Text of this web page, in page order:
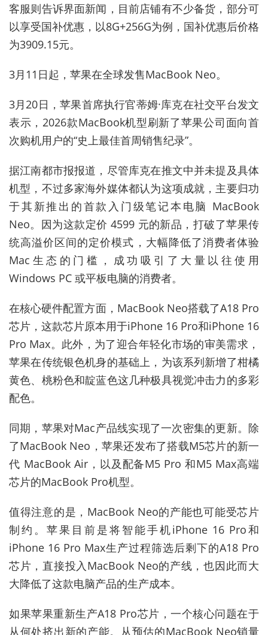
客服则告诉界面新闻，目前店铺有不少备货，部分可
以享受国补优惠，以8G+256G为例，国补优惠后价格
为3909.15元。
3月 11 日起，苹果在全球发售MacBook Neo。
3月20日，苹果首席执行官蒂姆·库克在社交平台发文
表示，2026款MacBook机型刷新了苹果公司面向首
次购机用户的“史上最佳首周销售纪录”。
据江南都市报报道，尽管库克在推文中并未提及具体
机型，不过多家海外媒体都认为这项成就，主要归功
于其新推出的首款入门级笔记本电脑 MacBook
Neo。因为这款定价 4599 元的新品，打破了苹果传
统高溢价区间的定价模式，大幅降低了消费者体验
Mac 生态的门槛，成功吸引了大量以往使用
Windows PC 或平板电脑的消费者。
在核心硬件配置方面， MacBook Neo搭载了A18 Pro
芯片，这款芯片原本用于iPhone 16 Pro和iPhone 16
Pro Max。此外，为了迎合年轻化市场的审美需求，
苹果在传统银色机身的基础上，为该系列新增了柑橘
黄色、桃粉色和靛蓝色这几种极具视觉冲击力的多彩
配色。
同期，苹果对Mac产品线实现了一次密集的更新。除
了MacBook Neo ，苹果还发布了搭载M5芯片的新一
代 MacBook Air，以及配备M5 Pro和M5 Max高端
芯片的MacBook Pro机型。
值得注意的是， MacBook Neo的产能也可能受芯片
制约。苹果目前是将智能手机iPhone 16 Pro和
iPhone 16 Pro Max生产过程筛选后剩下的A18 Pro
芯片，直接投入 MacBook Neo的产线，也因此而大
大降低了这款电脑产品的生产成本。
如果苹果重新生产A18 Pro芯片，一个核心问题在于
从何处挤出新的产能。从预估的MacBook Neo销量